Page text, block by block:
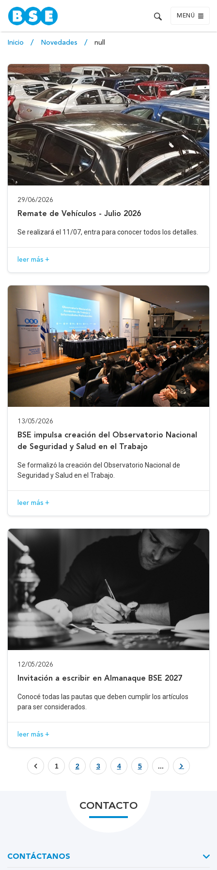
MENÚ
Inicio Novedades null
29/06/2026
Remate de Vehículos - Julio 2026
Se realizará el 11/07, entra para conocer todos los detalles.
leer más +
13/05/2026
BSE impulsa creación del Observatorio Nacional
de Seguridad y Salud en el Trabajo
Se formalizó la creación del Observatorio Nacional de
Seguridad y Salud en el Trabajo.
leer más +
12/05/2026
Invitación a escribir en Almanaque BSE 2027
Conocé todas las pautas que deben cumplir los artículos
para ser considerados.
leer más +
1 2 3 4 5 ...
CONTACTO
CONTÁCTANOS